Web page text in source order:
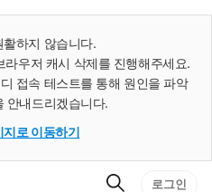
활하지 않습니다.
우저 캐시 삭제를 진행해주세요.
접속 테스트를 통해 원인을 파악
안내드리겠습니다.
지로 이동하기
검
로그인